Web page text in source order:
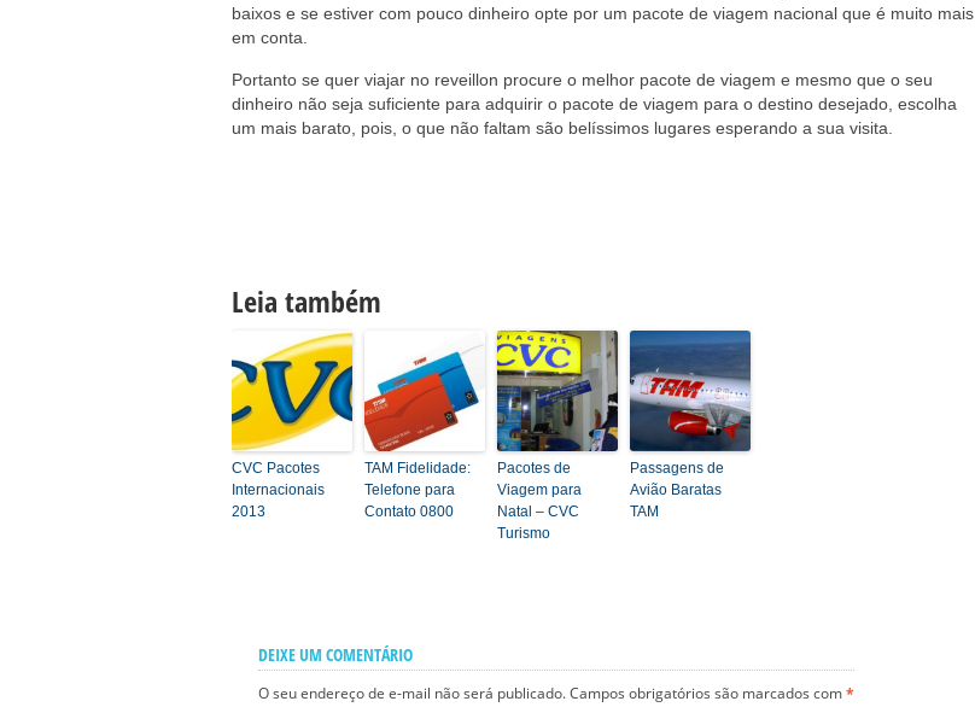
baixos e se estiver com pouco dinheiro opte por um pacote de viagem nacional que é muito mais
em conta.
Portanto se quer viajar no reveillon procure o melhor pacote de viagem e mesmo que o seu
dinheiro não seja suficiente para adquirir o pacote de viagem para o destino desejado, escolha
um mais barato, pois, o que não faltam são belíssimos lugares esperando a sua visita.
Leia também
CVC Pacotes
Internacionais
2013
TAM Fidelidade:
Telefone para
Contato 0800
Pacotes de
Viagem para
Natal – CVC
Turismo
Passagens de
Avião Baratas
TAM
DEIXE UM COMENTÁRIO
O seu endereço de e-mail não será publicado.Campos obrigatórios são marcados com*